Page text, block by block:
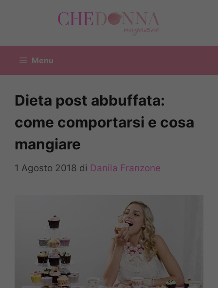
Menu
Dieta post abbuffata:
come comportarsi e cosa
mangiare
1 Agosto 2018 di Danila Franzone